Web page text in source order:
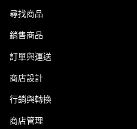
尋找商品
銷售商品
訂單與運送
商店設計
行銷與轉換
商店管理